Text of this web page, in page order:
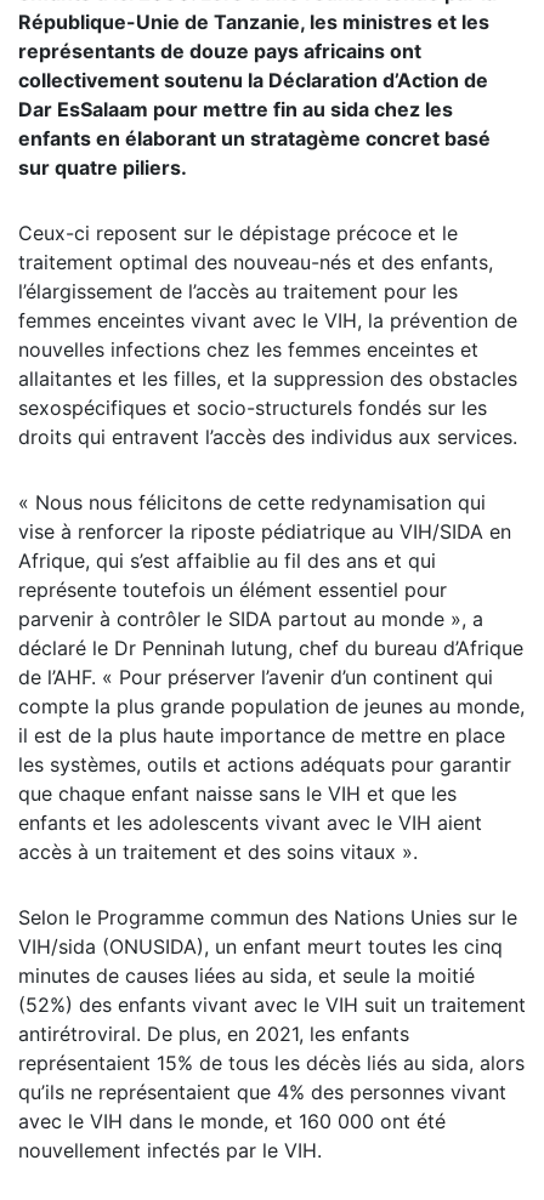
République-Unie de Tanzanie, les ministres et les
représentants de douze pays africains ont
collectivement soutenu la Déclaration d’Action de
Dar EsSalaam pour mettre fin au sida chez les
enfants en élaborant un stratagème concret basé
sur quatre piliers.
Ceux-ci reposent sur le dépistage précoce et le
traitement optimal des nouveau-nés et des enfants,
l’élargissement de l’accès au traitement pour les
femmes enceintes vivant avec le VIH, la prévention de
nouvelles infections chez les femmes enceintes et
allaitantes et les filles, et la suppression des obstacles
sexospécifiques et socio-structurels fondés sur les
droits qui entravent l’accès des individus aux services.
« Nous nous félicitons de cette redynamisation qui
vise à renforcer la riposte pédiatrique au VIH/SIDA en
Afrique, qui s’est affaiblie au fil des ans et qui
représente toutefois un élément essentiel pour
parvenir à contrôler le SIDA partout au monde », a
déclaré le Dr Penninah Iutung, chef du bureau d’Afrique
de l’AHF. « Pour préserver l’avenir d’un continent qui
compte la plus grande population de jeunes au monde,
il est de la plus haute importance de mettre en place
les systèmes, outils et actions adéquats pour garantir
que chaque enfant naisse sans le VIH et que les
enfants et les adolescents vivant avec le VIH aient
accès à un traitement et des soins vitaux ».
Selon le Programme commun des Nations Unies sur le
VIH/sida (ONUSIDA), un enfant meurt toutes les cinq
minutes de causes liées au sida, et seule la moitié
(52%) des enfants vivant avec le VIH suit un traitement
antirétroviral. De plus, en 2021, les enfants
représentaient 15% de tous les décès liés au sida, alors
qu’ils ne représentaient que 4% des personnes vivant
avec le VIH dans le monde, et 160 000 ont été
nouvellement infectés par le VIH.